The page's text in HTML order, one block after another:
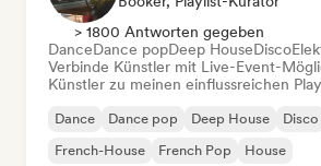
> 1800 Antworten gegeben
DanceDance popDeep HouseDisco
Verbinde Künstler mit Live-Event-
Künstler zu meinen einflussreichen
Dance Dance pop Deep House Disco
French-House
French Pop House